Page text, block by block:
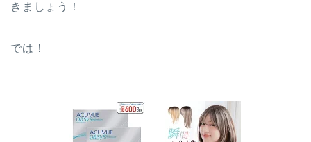
きましょう！
では！